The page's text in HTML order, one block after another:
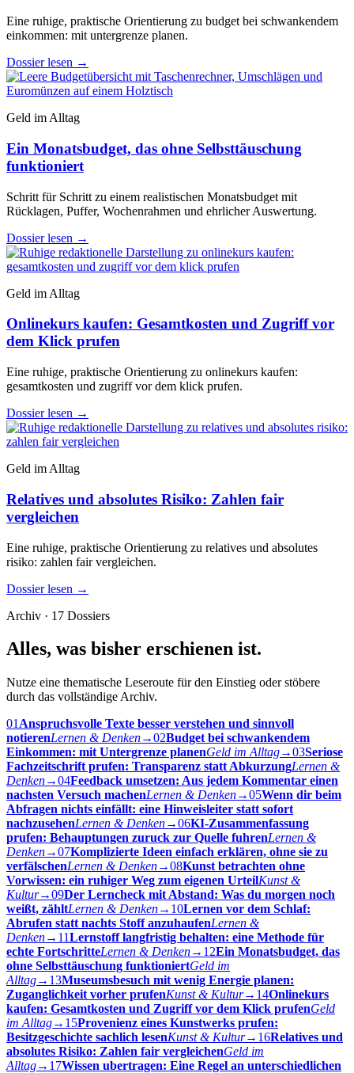
Eine ruhige, praktische Orientierung zu budget bei schwankendem
einkommen: mit untergrenze planen.
Dossier lesen →
Geld im Alltag
Ein Monatsbudget, das ohne Selbsttäuschung
funktioniert
Schritt für Schritt zu einem realistischen Monatsbudget mit
Rücklagen, Puffer, Wochenrahmen und ehrlicher Auswertung.
Dossier lesen →
Geld im Alltag
Onlinekurs kaufen: Gesamtkosten und Zugriff vor
dem Klick prufen
Eine ruhige, praktische Orientierung zu onlinekurs kaufen:
gesamtkosten und zugriff vor dem klick prufen.
Dossier lesen →
Geld im Alltag
Relatives und absolutes Risiko: Zahlen fair
vergleichen
Eine ruhige, praktische Orientierung zu relatives und absolutes
risiko: zahlen fair vergleichen.
Dossier lesen →
Archiv · 17 Dossiers
Alles, was bisher erschienen ist.
Nutze eine thematische Leseroute für den Einstieg oder stöbere
durch das vollständige Archiv.
01 Anspruchsvolle Texte besser verstehen und sinnvoll
notierenLernen & Denken→02Budget bei schwankendem
Einkommen: mit Untergrenze planenGeld im Alltag→03Seriose
Fachzeitschrift prufen: Transparenz statt AbkurzungLernen &
Denken→04Feedback umsetzen: Aus jedem Kommentar einen
nachsten Versuch machenLernen & Denken→05Wenn dir beim
Abfragen nichts einfällt: eine Hinweisleiter statt sofort
nachzusehenLernen & Denken→06KI-Zusammenfassung
prufen: Behauptungen zuruck zur Quelle fuhrenLernen &
Denken→07Komplizierte Ideen einfach erklären, ohne sie zu
verfälschenLernen & Denken→08Kunst betrachten ohne
Vorwissen: ein ruhiger Weg zum eigenen UrteilKunst &
Kultur→09Der Lerncheck mit Abstand: Was du morgen noch
weißt, zähltLernen & Denken→ 10Lernen vor dem Schlaf:
Abrufen statt nachts Stoff anzuhaufenLernen &
Denken→ 11Lernstoff langfristig behalten: eine Methode für
echte FortschritteLernen & Denken→ 12Ein Monatsbudget, das
ohne Selbsttäuschung funktioniertGeld im
Alltag→ 13Museumsbesuch mit wenig Energie planen:
Zuganglichkeit vorher prufenKunst & Kultur→ 14Onlinekurs
kaufen: Gesamtkosten und Zugriff vor dem Klick prufenGeld
im Alltag→ 15Provenienz eines Kunstwerks prufen:
Besitzgeschichte sachlich lesenKunst & Kultur→ 16Relatives und
absolutes Risiko: Zahlen fair vergleichenGeld im
Alltag→ 17Wissen ubertragen: Eine Regel an unterschiedlichen